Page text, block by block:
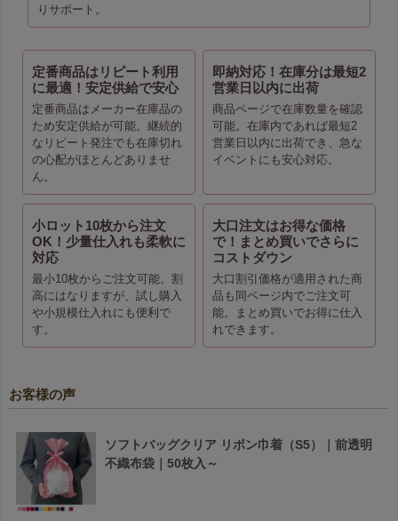
りサポート。
定番商品はリピート利用
に最適！安定供給で安心
定番商品はメーカー在庫品の
ため安定供給が可能。継続的
なリピート発注でも在庫切れ
の心配がほとんどありませ
ん。
即納対応！在庫分は最短2
営業日以内に出荷
商品ページで在庫数量を確認
可能。在庫内であれば最短2
営業日以内に出荷でき、急な
イベントにも安心対応。
小ロット10枚から注文
OK！少量仕入れも柔軟に
対応
最小10枚からご注文可能。割
高にはなりますが、試し購入
や小規模仕入れにも便利で
す。
大口注文はお得な価格
で！まとめ買いでさらに
コストダウン
大口割引価格が適用された商
品も同ページ内でご注文可
能。まとめ買いでお得に仕入
れできます。
お客様の声
ソフトバッグクリア リボン巾着（S5）｜前透明
不織布袋｜50枚入～